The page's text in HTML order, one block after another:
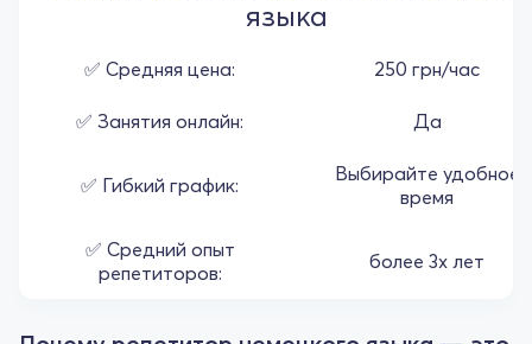
языка
✅ Средняя цена: 250 грн/час
✅ Занятия онлайн: Да
✅ Гибкий график:
Выбирайте удобное
время
✅ Средний опыт
репетиторов:
более 3х лет